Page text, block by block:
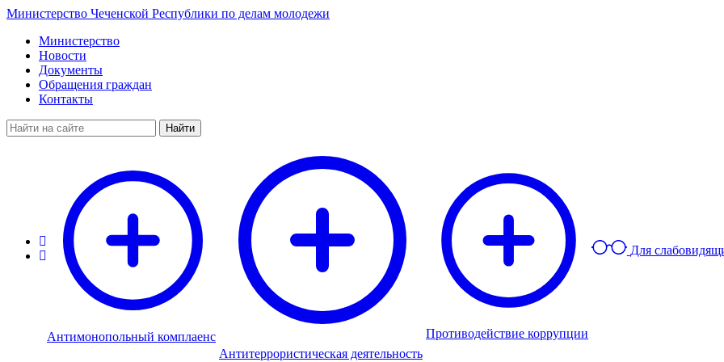
Министерство Чеченской Республики по делам молодежи
Министерство
Новости
Документы
Обращения граждан
Контакты
Найти
Антимонопольный комплаенс
Антитеррористическая деятельность
Противодействие коррупции
Для